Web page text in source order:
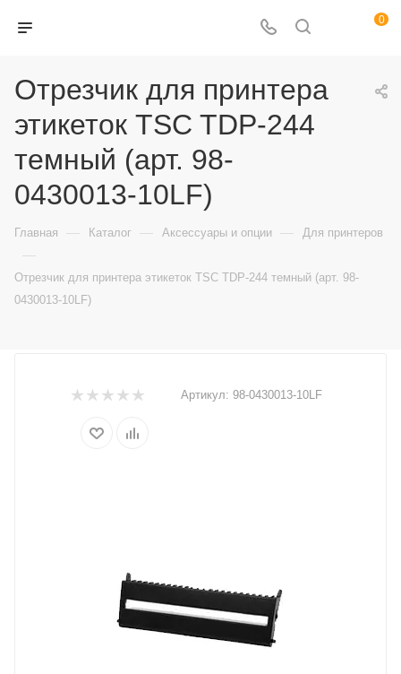
0
Отрезчик для принтера
этикеток TSC TDP-244
темный (арт. 98-
0430013-10LF)
Главная — Каталог — Аксессуары и опции — Для принтеров
—
Отрезчик для принтера этикеток TSC TDP-244 темный (арт. 98-
0430013-10LF)
Артикул: 98-0430013-10LF